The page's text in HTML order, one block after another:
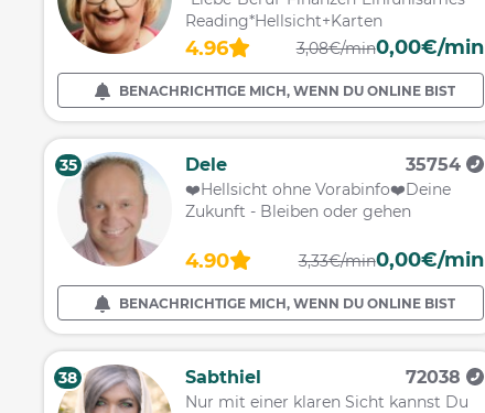
Reading*Hellsicht+Karten
4.96 3,08€/min0,00€/min
BENACHRICHTIGE MICH, WENN DU ONLINE BIST
35 Dele 35754
❤️️Hellsicht ohne Vorabinfo❤️️Deine
Zukunft - Bleiben oder gehen
4.90 3,33€/min0,00€/min
BENACHRICHTIGE MICH, WENN DU ONLINE BIST
38 Sabthiel 72038
Nur mit einer klaren Sicht kannst Du